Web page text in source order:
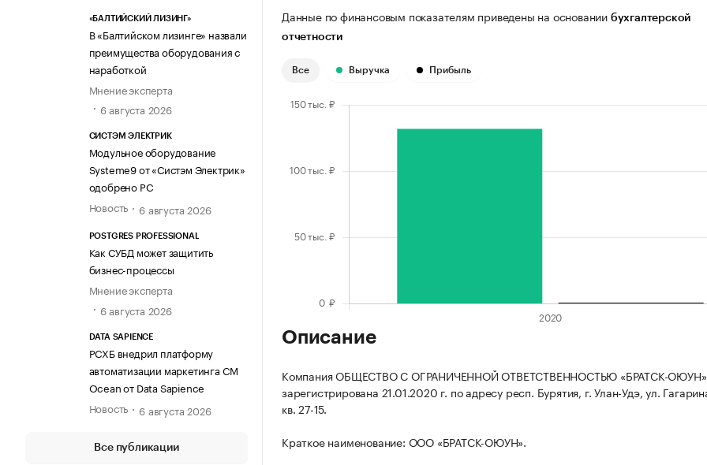
«БАЛТИЙСКИЙ ЛИЗИНГ»
В «Балтийском лизинге» назвали
преимущества оборудования с
наработкой
Мнение эксперта
6 августа 2026
СИСТЭМ ЭЛЕКТРИК
Модульное оборудование
Systeme9 от «Систэм Электрик»
одобрено РС
Новость
6 августа 2026
POSTGRES PROFESSIONAL
Как СУБД может защитить
бизнес-процессы
Мнение эксперта
6 августа 2026
DATA SAPIENCE
РСХБ внедрил платформу
автоматизации маркетинга CM
Ocean от Data Sapience
Новость
6 августа 2026
Все публикации
Данные по финансовым показателям приведены на основании бухгалтерской
отчетности
Все Выручка Прибыль
Описание
Компания ОБЩЕСТВО С ОГРАНИЧЕННОЙ ОТВЕТСТВЕННОСТЬЮ «БРАТСК-ОЮУН»
зарегистрирована 21.01.2020 г. по адресу респ. Бурятия, г. Улан-Удэ, ул.
кв. 27-15.
Краткое наименование: ООО «БРАТСК-ОЮУН».